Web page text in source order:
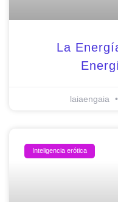
La
laiaengaia
Inteligencia erótica